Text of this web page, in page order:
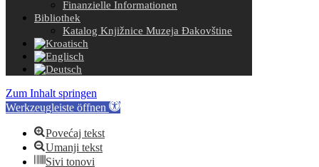
Finanzielle Informationen
Bibliothek
Katalog Knjižnice Muzeja Đakovštine
Zum Inhalt springen
Werkzeugleiste öffnen
Povećaj tekst
Umanji tekst
Sivi tonovi